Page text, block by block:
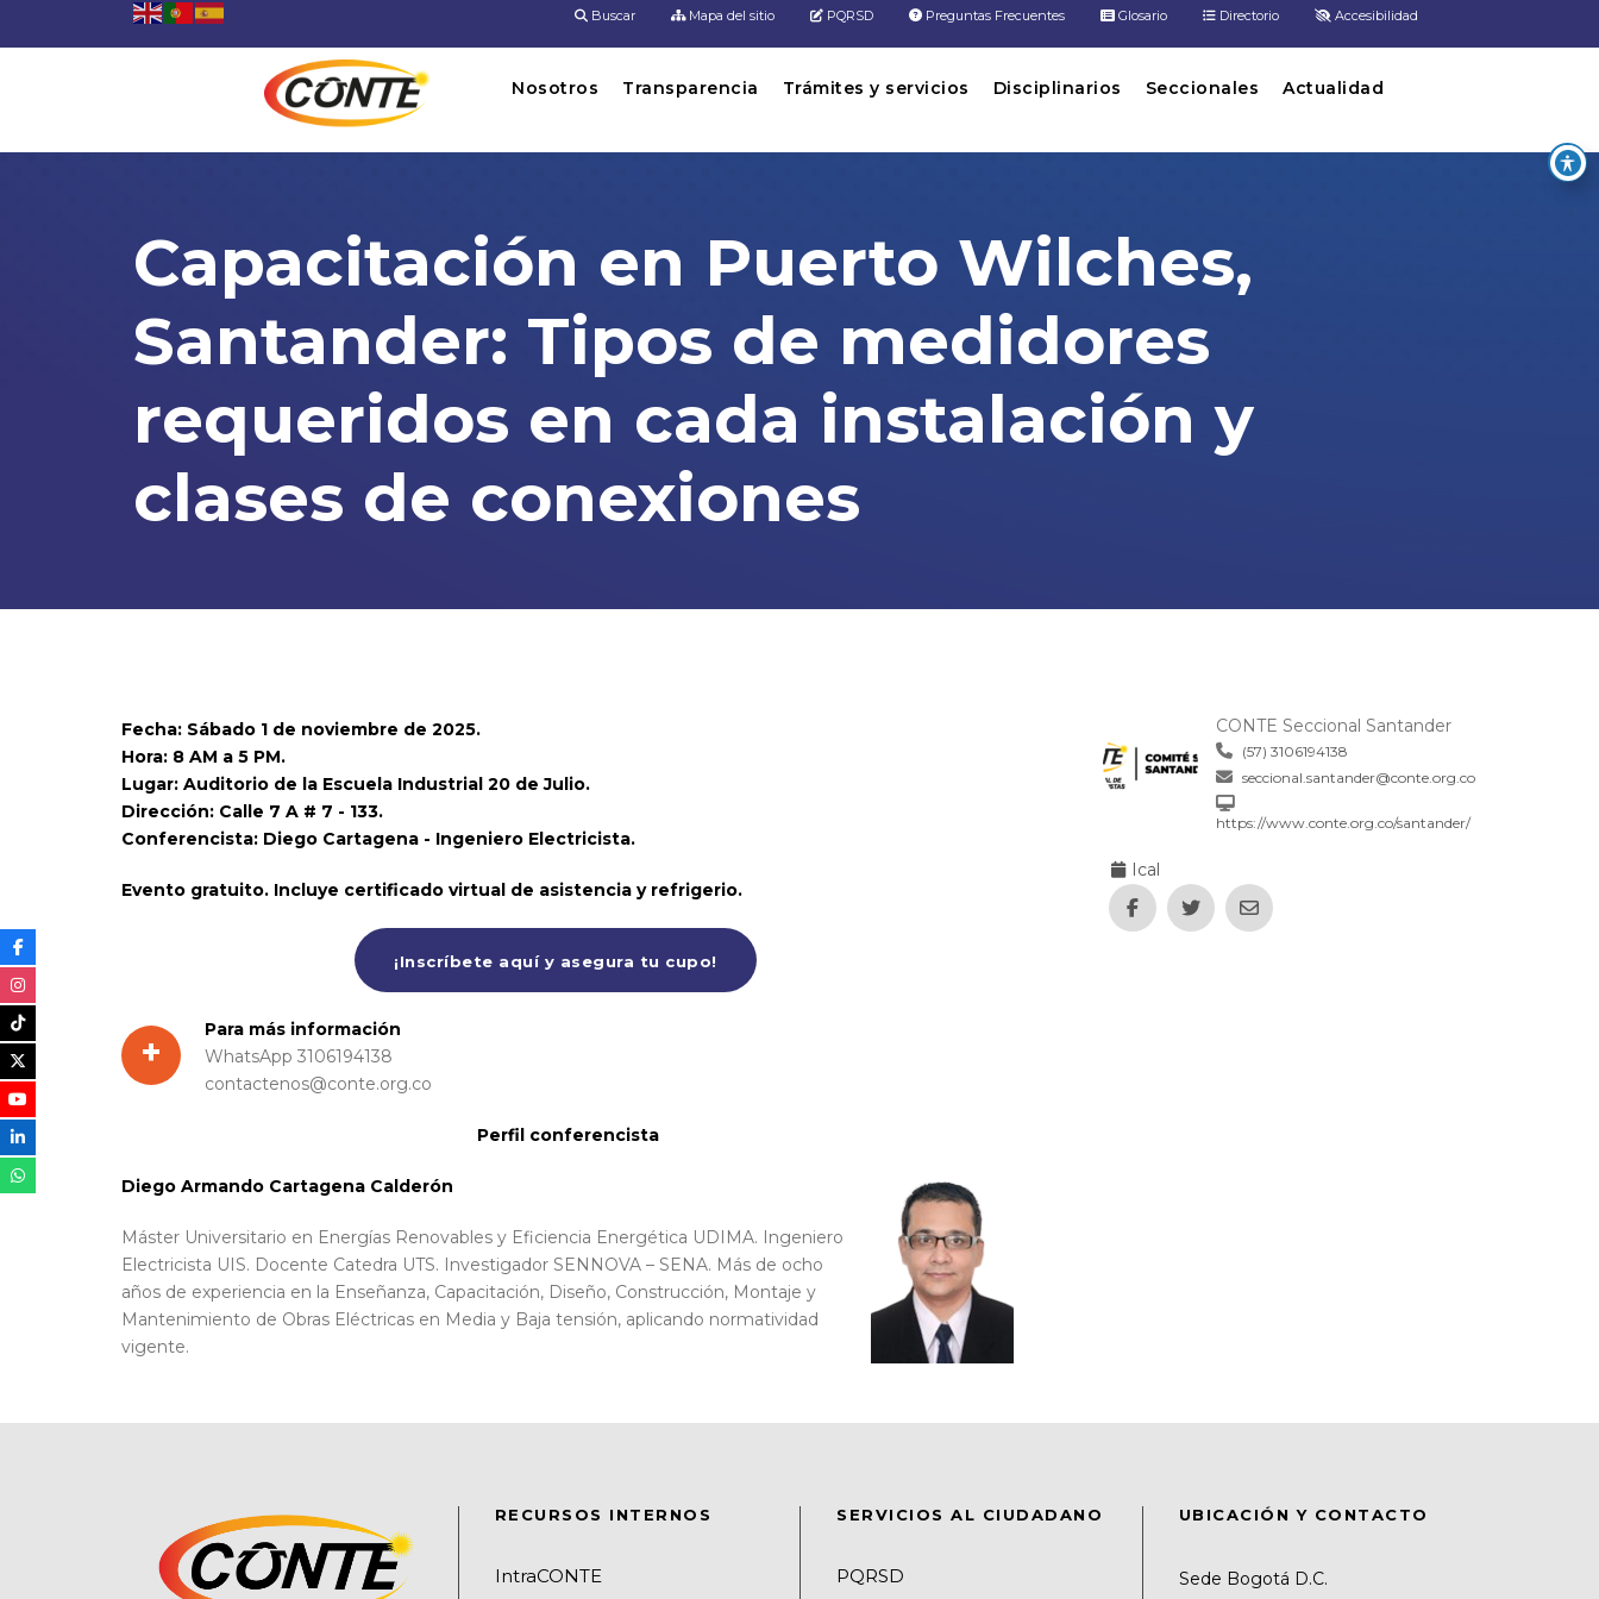
Buscar Mapa del sitio PQRSD Preguntas Frecuentes Glosario Directorio Accesibilidad
Nosotros Transparencia Trámites y servicios Disciplinarios Seccionales Actualidad
Capacitación en Puerto Wilches,
Santander: Tipos de medidores
requeridos en cada instalación y
clases de conexiones
Capacitación en Puerto Wilches, Santander: Tipos de medidores requeridos en cada
Webinario, Videoconferencia en plataformas digitales
Fecha: Sábado 1 de noviembre de 2025.
Hora: 8 AM a 5 PM.
Lugar: Auditorio de la Escuela Industrial 20 de Julio.
Dirección: Calle 7 A # 7 - 133.
Conferencista: Diego Cartagena - Ingeniero Electricista.
Evento gratuito. Incluye certificado virtual de asistencia y refrigerio.
¡Inscríbete aquí y asegura tu cupo!
+
Para más información
WhatsApp 3106194138
contactenos@conte.org.co
Perfil conferencista
Diego Armando Cartagena Calderón
Máster Universitario en Energías Renovables y Eficiencia Energética UDIMA. Ingeniero
Electricista UIS. Docente Catedra UTS. Investigador SENNOVA – SENA. Más de ocho
años de experiencia en la Enseñanza, Capacitación, Diseño, Construcción, Montaje y
Mantenimiento de Obras Eléctricas en Media y Baja tensión, aplicando normatividad
vigente.
CONTE Seccional Santander
(57) 3106194138
seccional.santander@conte.org.co
https://www.conte.org.co/santander/
Ical
RECURSOS INTERNOS
IntraCONTE
SERVICIOS AL CIUDADANO
PQRSD
UBICACIÓN Y CONTACTO
Sede Bogotá D.C.